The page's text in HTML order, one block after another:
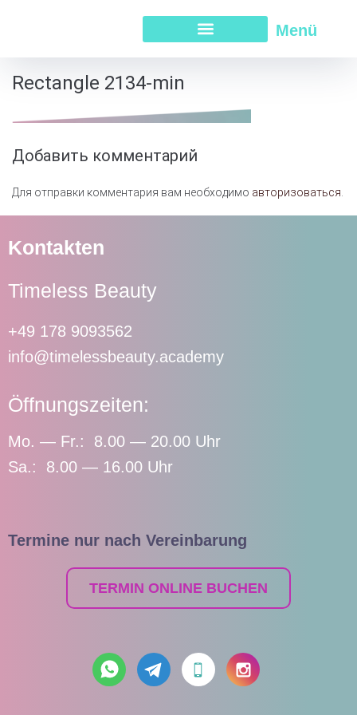
Menü
Rectangle 2134-min
Добавить комментарий
Для отправки комментария вам необходимо авторизоваться
Kontakten
Timeless Beauty
+49 178 9093562
info@timelessbeauty.academy
Öffnungszeiten:
Mo. — Fr.: 8.00 — 20.00 Uhr
Sa.: 8.00 — 16.00 Uhr
Termine nur nach Vereinbarung
TERMIN ONLINE BUCHEN